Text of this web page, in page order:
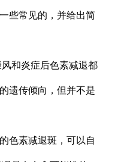
些常见的，并给出简
和炎症后色素减退都
遗传倾向，但并不是
色素减退斑，可以自